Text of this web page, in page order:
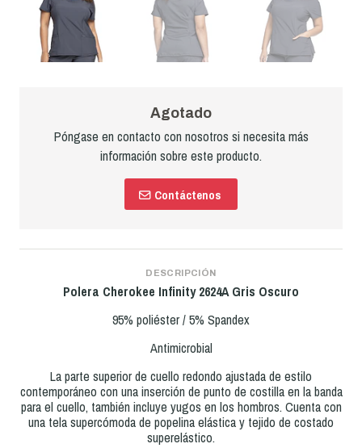
Agotado
Póngase en contacto con nosotros si necesita más
información sobre este producto.
Contáctenos
DESCRIPCIÓN
Polera Cherokee Infinity 2624A Gris Oscuro
95% poliéster / 5% Spandex
Antimicrobial
La parte superior de cuello redondo ajustada de estilo
contemporáneo con una inserción de punto de costilla en la banda
para el cuello, también incluye yugos en los hombros. Cuenta con
una tela supercómoda de popelina elástica y tejido de costado
superelástico.